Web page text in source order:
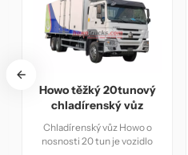
Howo all drive 10tunový
chladírenský vůz
Tento vysoce výkonný
chladírenský vůz je postaven